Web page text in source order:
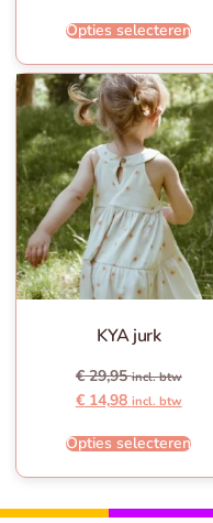
Opties selecteren
KYA jurk
€29,95 incl. btw
€14,98 incl. btw
Opties selecteren